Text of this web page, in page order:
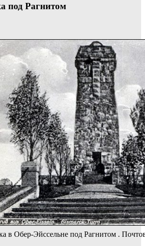
под Рагнитом
в Обер-Эйссельне под Рагнитом .